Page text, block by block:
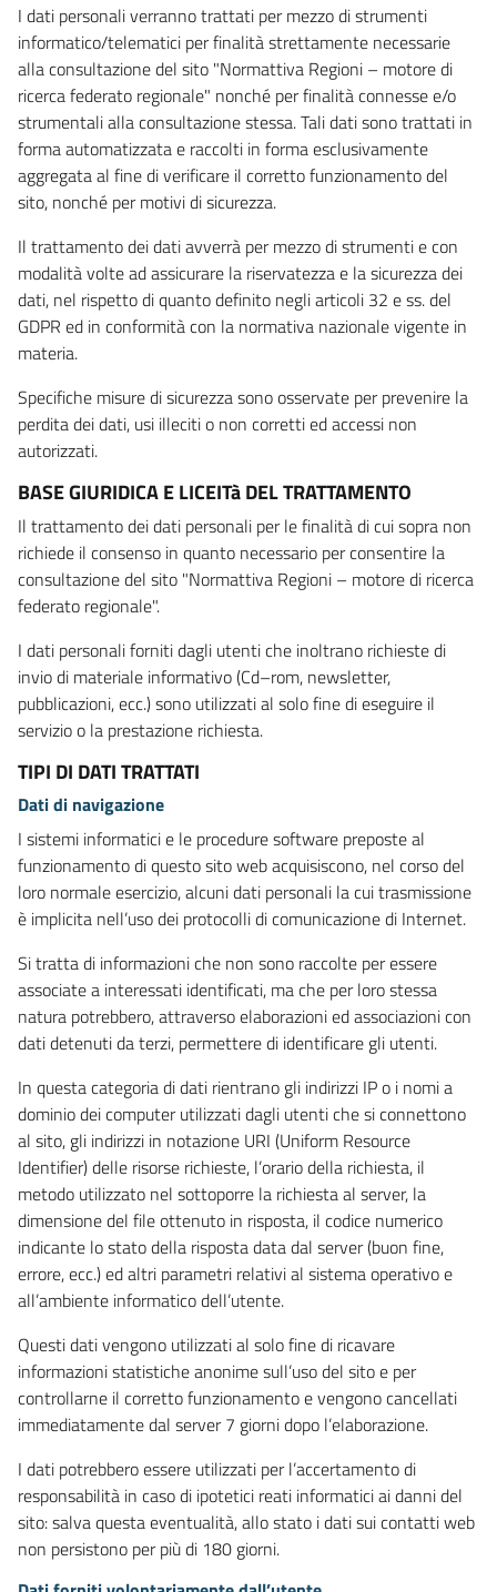
I dati personali verranno trattati per mezzo di strumenti
informatico/telematici per finalità strettamente necessarie
alla consultazione del sito "Normattiva Regioni – motore di
ricerca federato regionale" nonché per finalità connesse e/o
strumentali alla consultazione stessa. Tali dati sono trattati in
forma automatizzata e raccolti in forma esclusivamente
aggregata al fine di verificare il corretto funzionamento del
sito, nonché per motivi di sicurezza.
Il trattamento dei dati avverrà per mezzo di strumenti e con
modalità volte ad assicurare la riservatezza e la sicurezza dei
dati, nel rispetto di quanto definito negli articoli 32 e ss. del
GDPR ed in conformità con la normativa nazionale vigente in
materia.
Specifiche misure di sicurezza sono osservate per prevenire la
perdita dei dati, usi illeciti o non corretti ed accessi non
autorizzati.
BASE GIURIDICA E LICEITà DEL TRATTAMENTO
Il trattamento dei dati personali per le finalità di cui sopra non
richiede il consenso in quanto necessario per consentire la
consultazione del sito "Normattiva Regioni – motore di ricerca
federato regionale".
I dati personali forniti dagli utenti che inoltrano richieste di
invio di materiale informativo (Cd–rom, newsletter,
pubblicazioni, ecc.) sono utilizzati al solo fine di eseguire il
servizio o la prestazione richiesta.
TIPI DI DATI TRATTATI
Dati di navigazione
I sistemi informatici e le procedure software preposte al
funzionamento di questo sito web acquisiscono, nel corso del
loro normale esercizio, alcuni dati personali la cui trasmissione
è implicita nell’uso dei protocolli di comunicazione di Internet.
Si tratta di informazioni che non sono raccolte per essere
associate a interessati identificati, ma che per loro stessa
natura potrebbero, attraverso elaborazioni ed associazioni con
dati detenuti da terzi, permettere di identificare gli utenti.
In questa categoria di dati rientrano gli indirizzi IP o i nomi a
dominio dei computer utilizzati dagli utenti che si connettono
al sito, gli indirizzi in notazione URI (Uniform Resource
Identifier) delle risorse richieste, l’orario della richiesta, il
metodo utilizzato nel sottoporre la richiesta al server, la
dimensione del file ottenuto in risposta, il codice numerico
indicante lo stato della risposta data dal server (buon fine,
errore, ecc.) ed altri parametri relativi al sistema operativo e
all’ambiente informatico dell’utente.
Questi dati vengono utilizzati al solo fine di ricavare
informazioni statistiche anonime sull’uso del sito e per
controllarne il corretto funzionamento e vengono cancellati
immediatamente dal server 7 giorni dopo l’elaborazione.
I dati potrebbero essere utilizzati per l’accertamento di
responsabilità in caso di ipotetici reati informatici ai danni del
sito: salva questa eventualità, allo stato i dati sui contatti web
non persistono per più di 180 giorni.